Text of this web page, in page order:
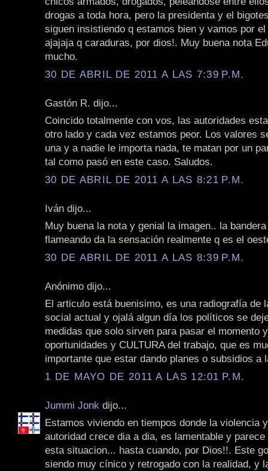
drogas a toda hora, pero la presidenta y el
siguen insistiendo q estamos bien y vamos por
ajajaja q caraduras, por dios!. Muy buena nota
mucho.
30 DE ABRIL DE 2011 A LAS 7:39 P.M.
Gastón R. dijo...
Coincido totalmente con vos, las autoridades
otro lado y cada vez estamos peor. Los valores
una y a nadie le importa nada, te matan por un
tal como pasó en este caso. Saludos.
30 DE ABRIL DE 2011 A LAS 8:21 P.M.
Iván dijo...
Muy buena la nota y genial la imagen.. la
flameando da la sensación realmente q es el
30 DE ABRIL DE 2011 A LAS 8:39 P.M.
Anónimo dijo...
El articulo está buenisimo, es una radiografía de
social actual y ojalá algun día los políticos se
medidas que solo sirven para pasar el momento
oportunidades y CULTURA del trabajo, que es
importante que estar dando planes o subsidios a
1 DE MAYO DE 2011 A LAS 12:01 P.M.
Jummi Jonk dijo...
Estamos viviendo en tiempos donde la violencia
autoridad crece dia a dia, es lamentable y
esta situacion... hasta cuando, por Dios!!. Este
siendo muy cínico y retrogado con la realidad, y